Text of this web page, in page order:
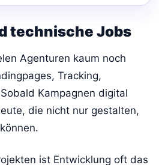
technische Jobs
Agenturen kaum noch
Tracking,
Kampagnen digital
die nicht nur gestalten,
ist Entwicklung oft das